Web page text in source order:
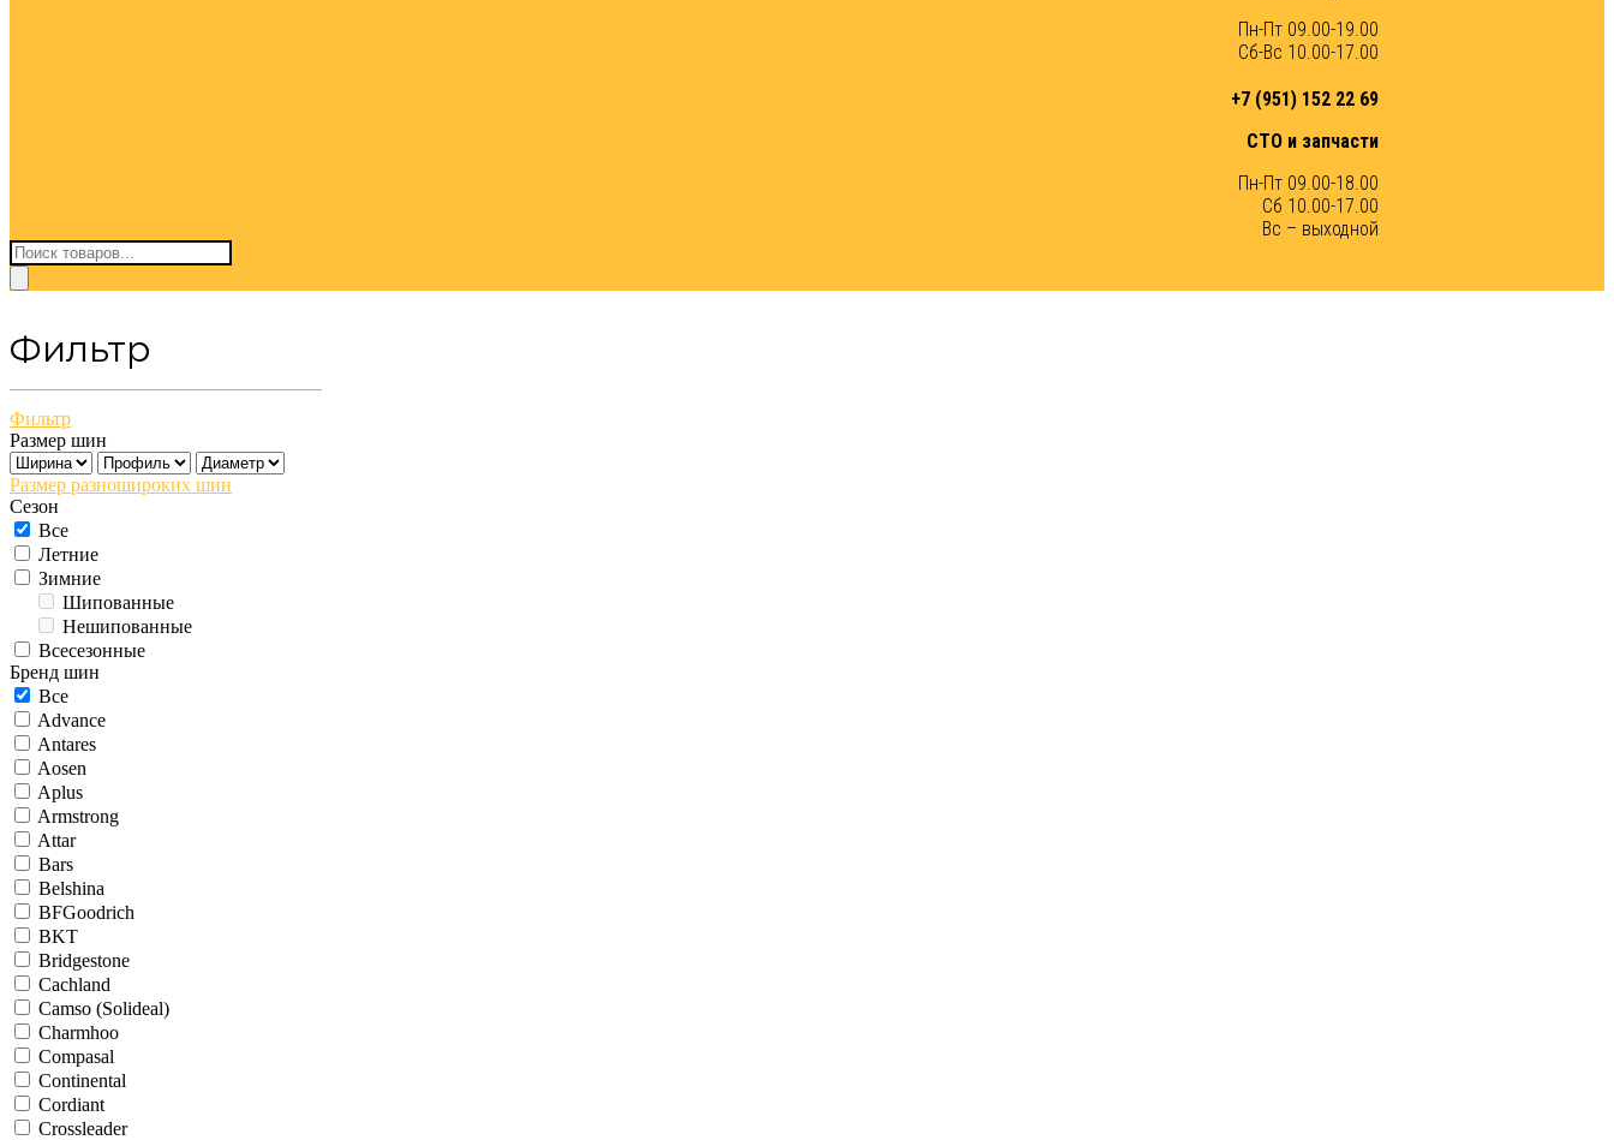
Пн-Пт 09.00-19.00
Сб-Вс 10.00-17.00
+7 (951) 152 22 69
СТО и запчасти
Пн-Пт 09.00-18.00
Сб 10.00-17.00
Вс – выходной
Поиск
товаров
Фильтр
Фильтр
Размер шин
Размер разношироких шин
Сезон
Все
Летние
Зимние
Шипованные
Нешипованные
Всесезонные
Бренд шин
Все
Advance
Antares
Aosen
Aplus
Armstrong
Attar
Bars
Belshina
BFGoodrich
BKT
Bridgestone
Cachland
Camso (Solideal)
Charmhoo
Compasal
Continental
Cordiant
Crossleader